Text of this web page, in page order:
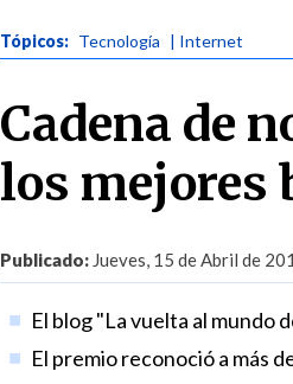
Tópicos: Tecnología | Internet
Cadena de
los mejores
Publicado: Jueves, 15 de Abril de
El blog "La vuelta al mundo
El premio reconoció a más